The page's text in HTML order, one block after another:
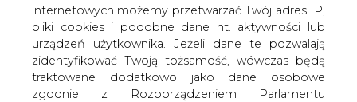
internetowych możemy przetwarzać Twój adres IP,
pliki cookies i podobne dane nt. aktywności lub
urządzeń użytkownika. Jeżeli dane te pozwalają
zidentyfikować Twoją tożsamość, wówczas będą
traktowane dodatkowo jako dane osobowe
zgodnie z Rozporządzeniem Parlamentu